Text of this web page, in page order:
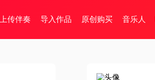
上传伴奏 导入作品 原创购买 音乐人